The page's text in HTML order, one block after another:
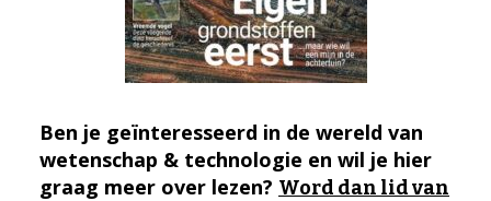
Ben je geïnteresseerd in de wereld van
wetenschap & technologie en wil je hier
graag meer over lezen? Word dan lid van